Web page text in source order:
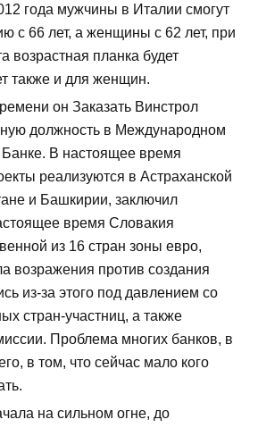
года мужчины в Италии смогут
с 66 лет, а женщины с 62 лет, при
возрастная планка будет
также и для женщин.
он Заказать Винстрол
должность в Международном
В настоящее время
реализуются в Астраханской
и Башкирии, заключил
время Словакия
из 16 стран зоны евро,
возражения против создания
из-за этого под давлением со
стран-участниц, а также
Проблема многих банков, в
в том, что сейчас мало кого
на сильном огне, до